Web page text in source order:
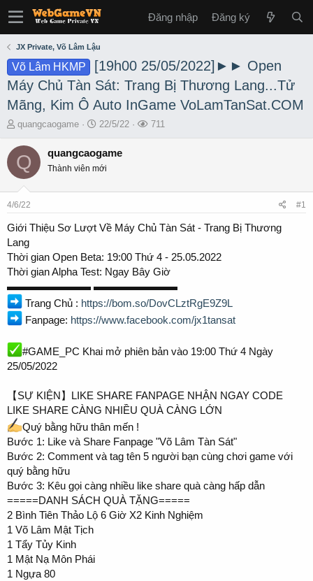
Đăng nhập Đăng ký
JX Private, Võ Lâm Lậu
Võ Lâm HKMP
[19h00 25/05/2022]►► Open
Máy Chủ Tàn Sát: Trang Bị Thương Lang...Tử
Mãng, Kim Ô Auto InGame VoLamTanSat.COM
T
r
e
s
a
t
e
r
quangcaogame
S
a
r
t
e
22/5/22
L
711
Q quangcaogame
Thành viên mới
4/6/22 #1
Giới Thiệu Sơ Lượt Về Máy Chủ Tàn Sát - Trang Bị Thương
Lang
Thời gian Open Beta: 19:00 Thứ 4 - 25.05.2022
Thời gian Alpha Test: Ngay Bây Giờ
▬▬▬▬▬▬▬▬ ▬▬▬▬▬▬▬▬
Trang Chủ : https://bom.so/DovCLztRgE9Z9L
Fanpage: https://www.facebook.com/jx1tansat
#GAME_PC Khai mở phiên bản vào 19:00 Thứ 4 Ngày
25/05/2022
【SỰ KIỆN】LIKE SHARE FANPAGE NHẬN NGAY CODE
LIKE SHARE CÀNG NHIỀU QUÀ CÀNG LỚN
Quý bằng hữu thân mến !
Bước 1: Like và Share Fanpage "Võ Lâm Tàn Sát"
Bước 2: Comment và tag tên 5 người bạn cùng chơi game với
quý bằng hữu
Bước 3: Kêu gọi càng nhiều like share quà càng hấp dẫn
=====DANH SÁCH QUÀ TẶNG=====
2 Bình Tiên Thảo Lộ 6 Giờ X2 Kinh Nghiệm
1 Võ Lâm Mật Tịch
1 Tẩy Tủy Kinh
1 Mật Nạ Môn Phái
1 Ngựa 80